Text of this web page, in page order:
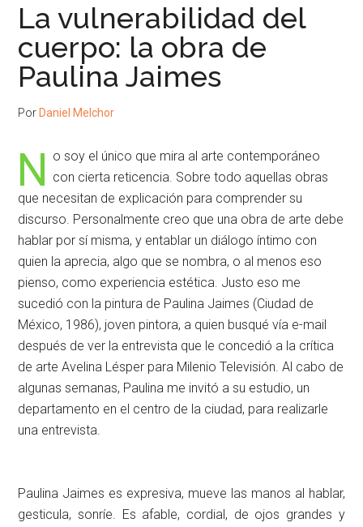
La vulnerabilidad del
cuerpo: la obra de
Paulina Jaimes
Por Daniel Melchor
N o soy el único que mira al arte contemporáneo
con cierta reticencia. Sobre todo aquellas obras
que necesitan de explicación para comprender su
discurso. Personalmente creo que una obra de arte debe
hablar por sí misma, y entablar un diálogo íntimo con
quien la aprecia, algo que se nombra, o al menos eso
pienso, como experiencia estética. Justo eso me
sucedió con la pintura de Paulina Jaimes (Ciudad de
México, 1986), joven pintora, a quien busqué vía e-mail
después de ver la entrevista que le concedió a la crítica
de arte Avelina Lésper para Milenio Televisión. Al cabo de
algunas semanas, Paulina me invitó a su estudio, un
departamento en el centro de la ciudad, para realizarle
una entrevista.
Paulina Jaimes es expresiva, mueve las manos al hablar,
gesticula, sonríe. Es afable, cordial, de ojos grandes y